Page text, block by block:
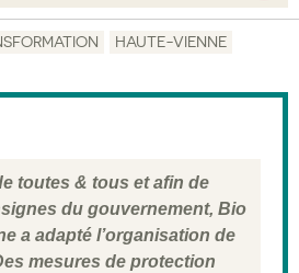
HAUTE-VIENNE
toutes & tous et afin de
du gouvernement, Bio
a adapté l’organisation de
mesures de protection